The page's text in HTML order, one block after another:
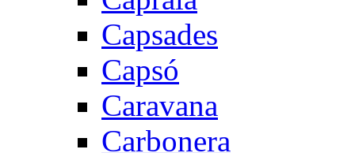
Capsades
Capsó
Caravana
Carbonera